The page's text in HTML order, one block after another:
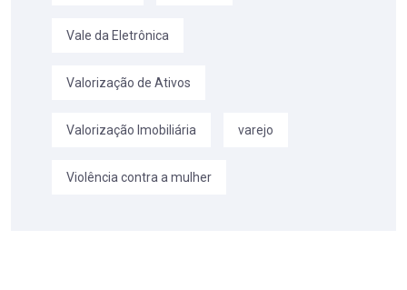
Vale da Eletrônica
Valorização de Ativos
Valorização Imobiliária varejo
Violência contra a mulher